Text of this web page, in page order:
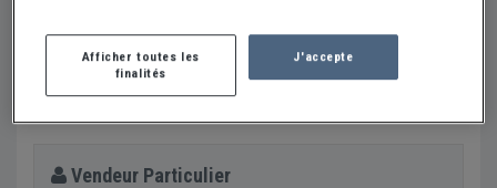
Renault 9 - 11 Manuels de Réparations
Atelier
Vendeur Particulier
Afficher toutes les
finalités
J'accepte